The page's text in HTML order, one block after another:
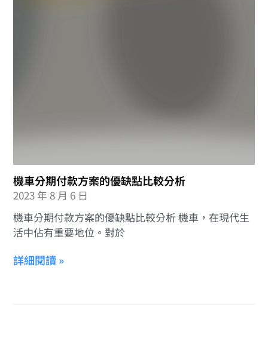
機車分期付款方案的優缺點比較分析
2023 年 8 月 6 日
機車分期付款方案的優缺點比較分析 機車，在現代生
活中佔有重要地位。對於
詳細閱讀 »